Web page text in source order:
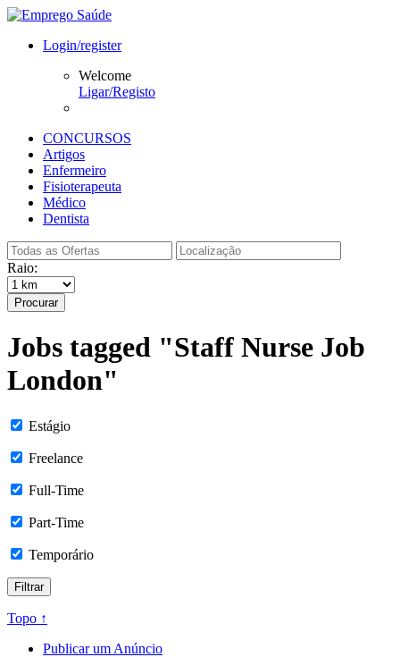
Login/register
Welcome
Ligar/Registo
CONCURSOS
Artigos
Enfermeiro
Fisioterapeuta
Médico
Dentista
Raio:
Procurar
Jobs tagged "Staff Nurse Job
London"
Estágio
Freelance
Full-Time
Part-Time
Temporário
Topo ↑
Publicar um Anúncio